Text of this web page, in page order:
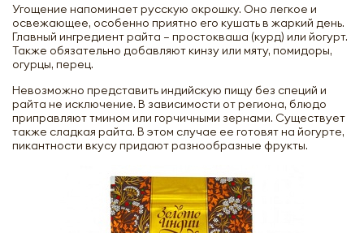
Угощение напоминает русскую окрошку. Оно легкое и
освежающее, особенно приятно его кушать в жаркий день.
Главный ингредиент райта – простокваша (курд) или йогурт.
Также обязательно добавляют кинзу или мяту, помидоры,
огурцы, перец.
Невозможно представить индийскую пищу без специй и
райта не исключение. В зависимости от региона, блюдо
приправляют тмином или горчичными зернами. Существует
также сладкая райта. В этом случае ее готовят на йогурте,
пикантности вкусу придают разнообразные фрукты.